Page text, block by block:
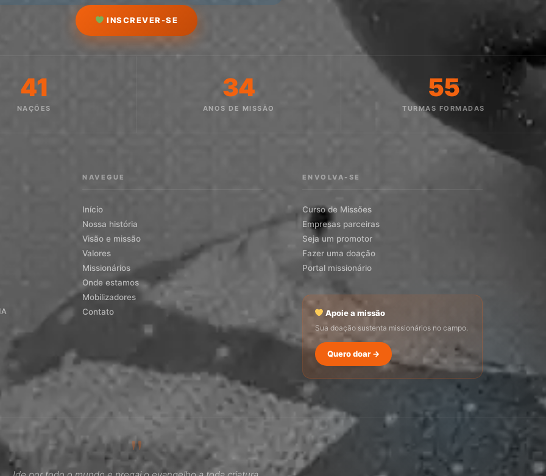
INSCREVER-SE
41
NAÇÕES
34
ANOS DE MISSÃO
55
TURMAS FORMADAS
NAVEGUE
Início
Nossa história
Visão e missão
Valores
Missionários
Onde estamos
Mobilizadores
Contato
ENVOLVA-SE
Curso de Missões
Empresas parceiras
Seja um promotor
Fazer uma doação
Portal missionário
Apoie a missão
Sua doação sustenta missionários no campo.
Quero doar →
"
SEMADI
Normalmente responde em minutos
Como faço para doar?